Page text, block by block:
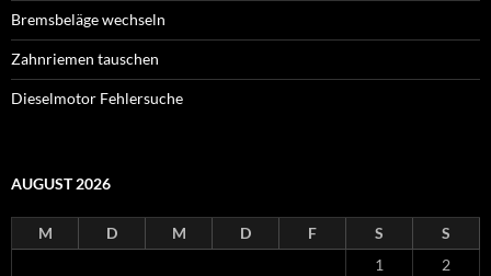
Bremsbeläge wechseln
Zahnriemen tauschen
Dieselmotor Fehlersuche
AUGUST 2026
M D M D F S
S
1
2